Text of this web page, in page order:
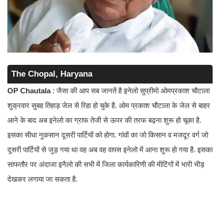
The Chopal, Haryana
OP Chautala: जैसा की आप सब जानतें है इनेलो सुप्रीमो ओमप्रकाश चौटाला
शुक्रवार सुबह तिहाड़ जेल से रिहा हो चुके है. ओम प्रकाश चौटाला के जेल से बाहर
आने के बाद अब इनेलो का ग्राफ तेजी से ऊपर की तरफ बढ़ना शुरू हो चूका है.
इसका सीधा नुकसान दूसरी पार्टियों को होगा. गांवों का जो किसान व मजदूर वर्ग जो
दूसरी पार्टियों से जुड़ गया था वह अब वह वापस इनेलो में आना शुरू हो गया है. इसका
साफतौर पर अंदाजा इनैलो की सभी में जिला कार्यकारिणी की मीटिंगों में भारी भीड़
देखकर लगाया जा सकता है.